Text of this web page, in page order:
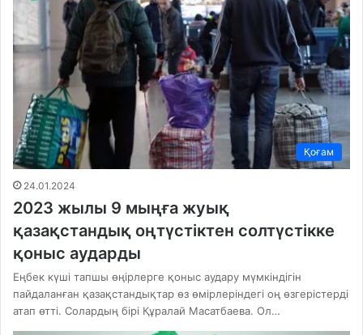
Қоғам
24.01.2024
2023 жылы 9 мыңға жуық
қазақстандық оңтүстіктен солтүстікке
қоныс аударды
Еңбек күші тапшы өңірлерге қоныс аудару мүмкіндігін
пайдаланған қазақстандықтар өз өмірлеріндегі оң өзгерістерді
атап өтті. Солардың бірі Құралай Масатбаева. Ол…